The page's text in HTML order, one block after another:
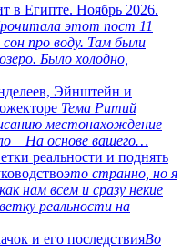
в Египте. Ноябрь 2026.
этот пост 11
про воду. Там были
Было холодно,
Эйнштейн и
Тема Ритий
местонахождение
На основе вашего…
реальности и поднять
это странно, но я
нам всем и сразу некие
реальности на
и его последствияВо